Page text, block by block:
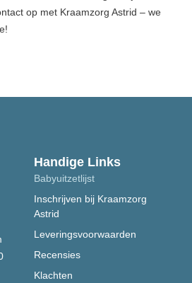
op met Kraamzorg Astrid – we
Handige Links
Babyuitzetlijst
Inschrijven bij Kraamzorg
Astrid
Leveringsvoorwaarden
Recensies
Klachten